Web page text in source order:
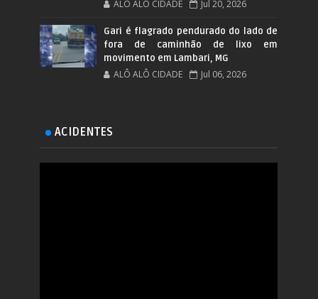
ALÔ ALÔ CIDADE Jul 20, 2026
Gari é flagrado pendurado do lado de
fora de caminhão de lixo em
movimento em Lambari, MG
ALÔ ALÔ CIDADE Jul 06, 2026
ACIDENTES